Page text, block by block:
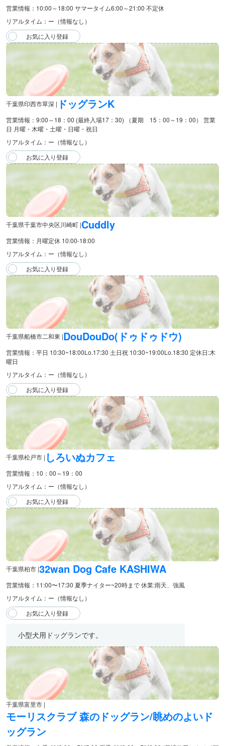
営業情報：10:00～18:00 サマータイム6:00～21:00 不定休
リアルタイム：ー（情報なし）
千葉県印西市草深 | ドッグランK
営業情報：9:00～18：00 (最終入場17：30) （夏期 15：00～19：00） 営業
日 月曜・木曜・土曜・日曜・祝日
リアルタイム：ー（情報なし）
千葉県千葉市中央区川崎町 |Cuddly
営業情報：月曜定休 10:00-18:00
リアルタイム：ー（情報なし）
千葉県船橋市二和東 |DouDouDo(ドゥドゥドウ)
営業情報：平日 10:30~18:00Lo.17:30⁡ 土日祝 10:30~19:00Lo.18:30⁡ 定休日:木
曜日
リアルタイム：ー（情報なし）
千葉県松戸市 | しろいぬカフェ
営業情報：10：00～19：00
リアルタイム：ー（情報なし）
千葉県柏市 |32wan Dog Cafe KASHIWA
営業情報：11:00〜17:30 夏季ナイター~20時まで 休業:雨天、強風
リアルタイム：ー（情報なし）
小型犬用ドッグランです。
千葉県富里市 |
モーリスクラブ 森のドッグラン/眺めのよいド
ッグラン